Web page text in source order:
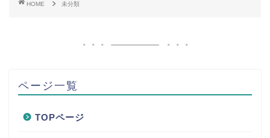
HOME 未分類
ページ一覧
TOPページ